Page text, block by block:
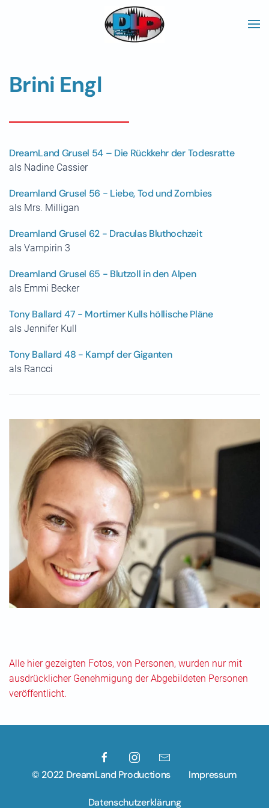
Skip to main content
Brini Engl
DreamLand Grusel 54 – Die Rückkehr der Todesratte
als Nadine Cassier
Dreamland Grusel 56 - Liebe, Tod und Zombies
als Mrs. Milligan
Dreamland Grusel 62 - Draculas Bluthochzeit
als Vampirin 3
Dreamland Grusel 65 - Blutzoll in den Alpen
als Emmi Becker
Tony Ballard 47 - Mortimer Kulls höllische Pläne
als Jennifer Kull
Tony Ballard 48 - Kampf der Giganten
als Rancci
Alle hier gezeigten Fotos, von Personen, wurden nur mit
ausdrücklicher Genehmigung der Abgebildeten Personen
veröffentlicht.
© 2022 DreamLand Productions Impressum
Datenschutzerklärung